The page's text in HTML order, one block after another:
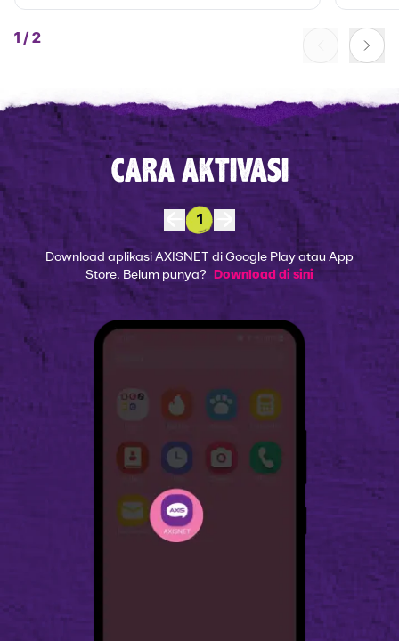
1 / 2
CARA AKTIVASI
1
Download aplikasi AXISNET di Google Play atau App
Store. Belum punya?
Download di sini